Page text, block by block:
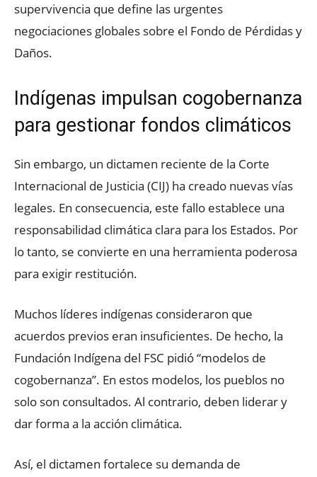
supervivencia que define las urgentes
negociaciones globales sobre el Fondo de Pérdidas y
Daños.
Indígenas impulsan cogobernanza
para gestionar fondos climáticos
Sin embargo, un dictamen reciente de la Corte
Internacional de Justicia (CIJ) ha creado nuevas vías
legales. En consecuencia, este fallo establece una
responsabilidad climática clara para los Estados. Por
lo tanto, se convierte en una herramienta poderosa
para exigir restitución.
Muchos líderes indígenas consideraron que
acuerdos previos eran insuficientes. De hecho, la
Fundación Indígena del FSC pidió “modelos de
cogobernanza”. En estos modelos, los pueblos no
solo son consultados. Al contrario, deben liderar y
dar forma a la acción climática.
Así, el dictamen fortalece su demanda de